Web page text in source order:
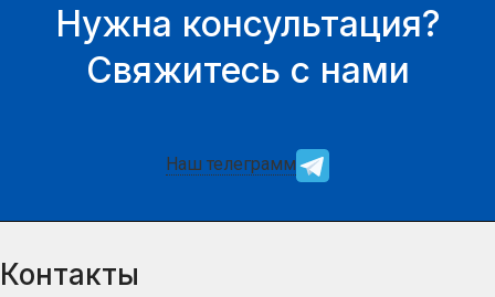
Нужна консультация?
Свяжитесь с нами
Наш телеграмм
Контакты